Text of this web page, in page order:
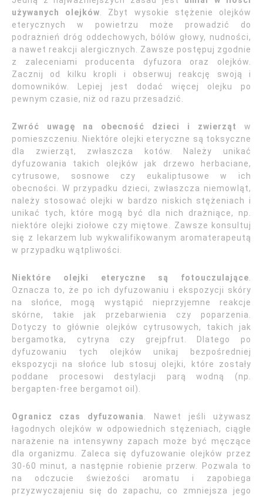
używanych olejków . Zbyt wysokie stężenie olejków
eterycznych w powietrzu może prowadzić do
podrażnień dróg oddechowych, bólów głowy, nudności,
a nawet reakcji alergicznych. Zawsze postępuj zgodnie
z zaleceniami producenta dyfuzora oraz olejków.
Zacznij od kilku kropli i obserwuj reakcję swoją i
domowników. Lepiej jest dodać więcej olejku po
pewnym czasie, niż od razu przesadzić.
Zwróć uwagę na obecność dzieci i zwierząt
w
pomieszczeniu. Niektóre olejki eteryczne są toksyczne
dla zwierząt, zwłaszcza kotów. Należy unikać
dyfuzowania takich olejków jak drzewo herbaciane,
cytrusowe, sosnowe czy eukaliptusowe w ich
obecności. W przypadku dzieci, zwłaszcza niemowląt,
należy stosować olejki w bardzo niskich stężeniach i
unikać tych, które mogą być dla nich drażniące, np.
niektóre olejki ziołowe czy miętowe. Zawsze konsultuj
się z lekarzem lub wykwalifikowanym aromaterapeutą
w przypadku wątpliwości.
Niektóre olejki eteryczne są fotouczulające
Oznacza to, że po ich dyfuzowaniu i ekspozycji skóry
na słońce, mogą wystąpić nieprzyjemne reakcje
skórne, takie jak przebarwienia czy poparzenia.
Dotyczy to głównie olejków cytrusowych, takich jak
bergamotka, cytryna czy grejpfrut. Dlatego po
dyfuzowaniu tych olejków unikaj bezpośredniej
ekspozycji na słońce lub stosuj olejki, które zostały
poddane procesowi destylacji parą wodną (np.
bergapten-free bergamot oil).
Ogranicz czas dyfuzowania
. Nawet jeśli używasz
łagodnych olejków w odpowiednich stężeniach, ciągłe
narażenie na intensywny zapach może być męczące
dla organizmu. Zaleca się dyfuzowanie olejków przez
30-60 minut, a następnie robienie przerw. Pozwala to
na odczucie świeżości aromatu i zapobiega
przyzwyczajeniu się do zapachu, co zmniejsza jego